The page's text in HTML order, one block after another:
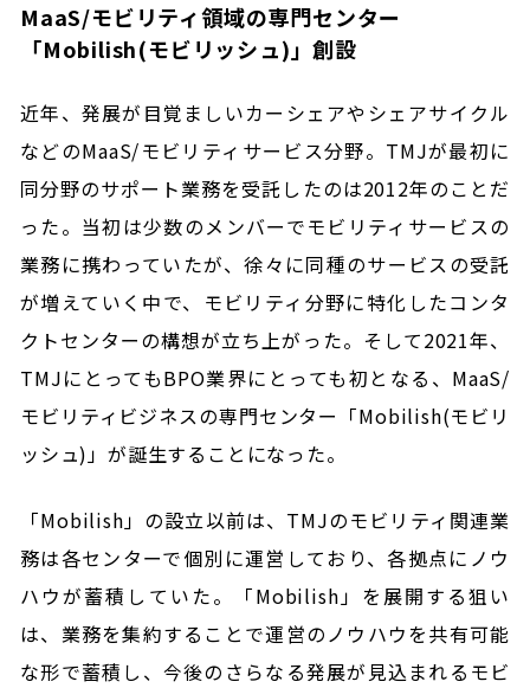
MaaS/モビリティ領域の専門センター
「Mobilish(モビリッシュ)」創設
近年、発展が目覚ましいカーシェアやシェアサイクル
などのMaaS/モビリティサービス分野。TMJが最初に
同分野のサポート業務を受託したのは2012年のことだ
った。当初は少数のメンバーでモビリティサービスの
業務に携わっていたが、徐々に同種のサービスの受託
が増えていく中で、モビリティ分野に特化したコンタ
クトセンターの構想が立ち上がった。そして2021年、
TMJにとってもBPO業界にとっても初となる、MaaS/
モビリティビジネスの専門センター「Mobilish(モビリ
ッシュ)」が誕生することになった。
「Mobilish」の設立以前は、TMJのモビリティ関連業
務は各センターで個別に運営しており、各拠点にノウ
ハウが蓄積していた。「Mobilish」を展開する狙い
は、業務を集約することで運営のノウハウを共有可能
な形で蓄積し、今後のさらなる発展が見込まれるモビ